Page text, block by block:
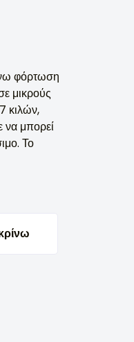
φόρτωση
μικρούς
κιλών,
να μπορεί
Το